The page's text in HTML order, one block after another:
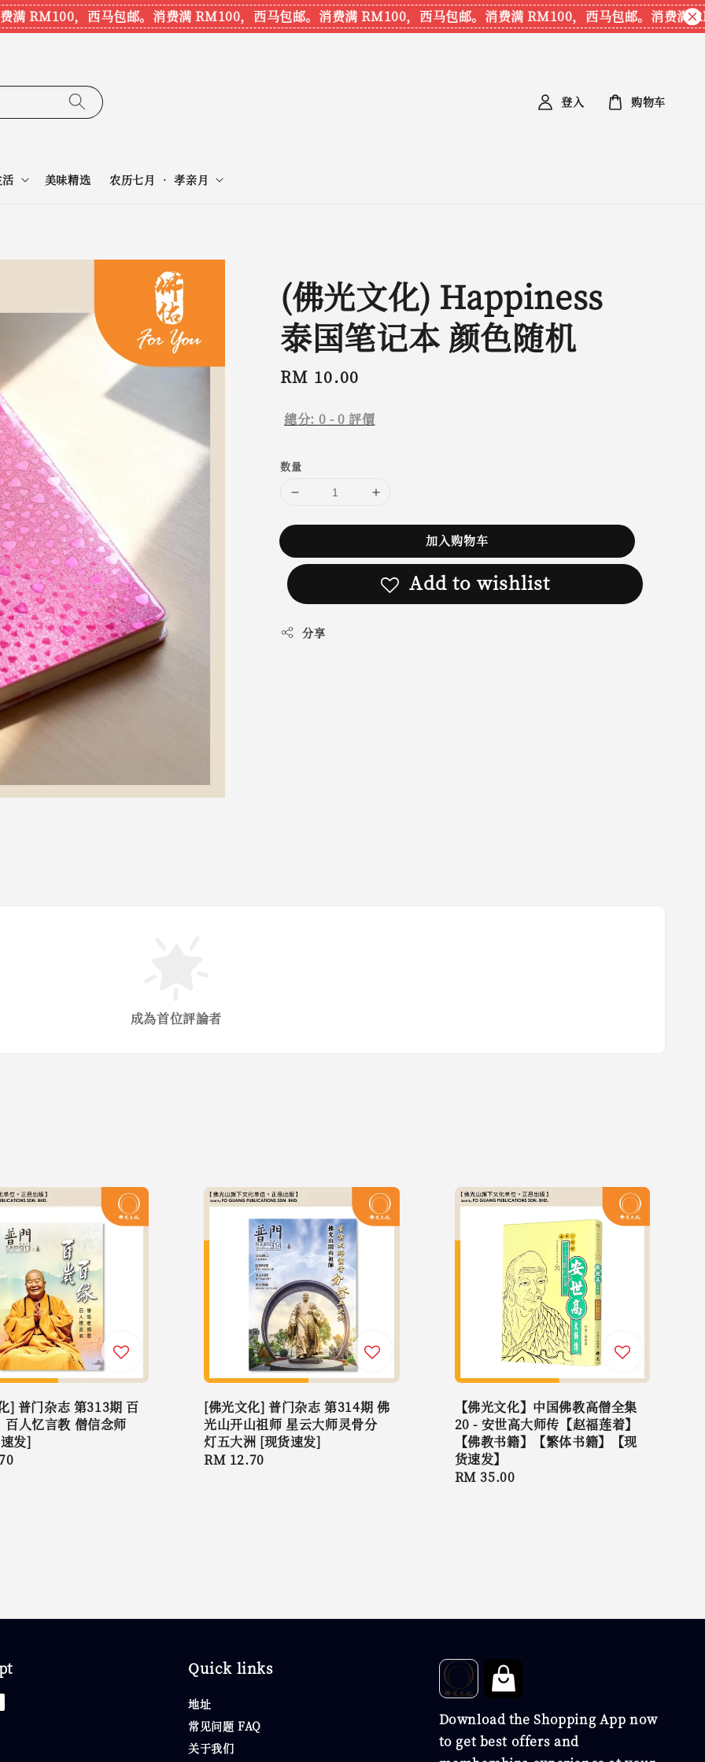
RM100，西马包邮。消费满 RM100，西马包邮。消费满 RM100，西马包邮。消费满 RM100，西马包邮。消费满
美味精选 农历七月 • 孝亲月
登入 购物车
(佛光文化) Happiness
泰国笔记本 颜色随机
Regular
RM 10.00
總分: 0 -0 評價
数量
加入购物车
Add to wishlist
分享
成為首位評論者
] 普门杂志 第313期 百
百人忆言教 僧信念师
发]
[佛光文化] 普门杂志 第314期 佛
光山开山祖师 星云大师灵骨分
灯五大洲 [现货速发]
Regular
RM 12.70
【佛光文化】中国佛教高僧全集
20 - 安世高大师传【赵福莲着】
【佛教书籍】【繁体书籍】【现
货速发】
Regular
RM 35.00
Quick links
地址
常见问题 FAQ
关于我们
Download the Shopping App now
to get best offers and